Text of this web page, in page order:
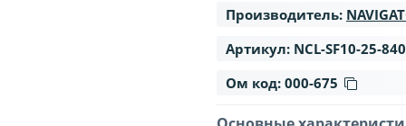
Производитель:
Артикул: NCL-SF10-25-
Ом код: 000-675